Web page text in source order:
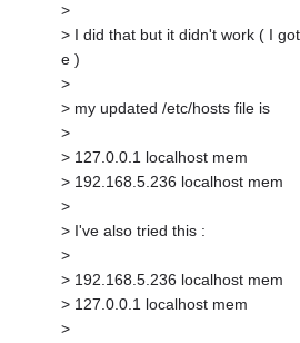
>
> I did that but it didn't work ( I
e )
>
> my updated /etc/hosts file is
>
> 127.0.0.1 localhost mem
> 192.168.5.236 localhost mem
>
> I've also tried this :
>
> 192.168.5.236 localhost mem
> 127.0.0.1 localhost mem
>